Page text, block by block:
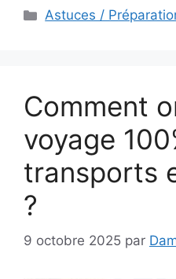
Catégories
Astuces /
Comment
voyage
transports
?
9 octobre 2025 par